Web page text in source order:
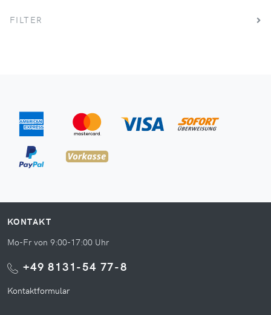
FILTER
KONTAKT
Mo-Fr von 9:00-17:00 Uhr
+49 8131-54 77-8
Kontaktformular